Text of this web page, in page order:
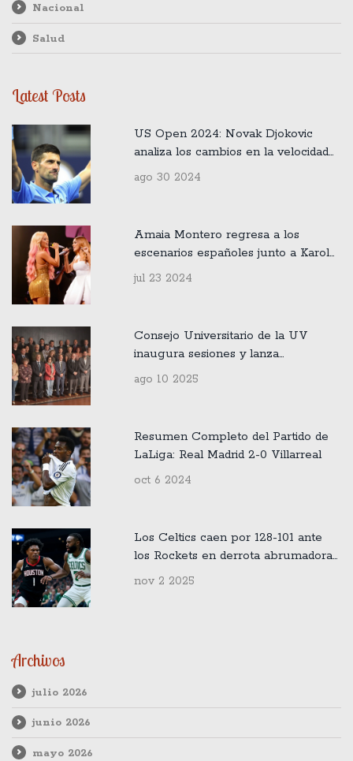
Nacional
Salud
Latest Posts
US Open 2024: Novak Djokovic
analiza los cambios en la velocidad
de las pistas
ago 30 2024
Amaia Montero regresa a los
escenarios españoles junto a Karol
G
jul 23 2024
Consejo Universitario de la UV
inaugura sesiones y lanza
regulaciones internas clave
ago 10 2025
Resumen Completo del Partido de
LaLiga: Real Madrid 2-0 Villarreal
oct 6 2024
Los Celtics caen por 128-101 ante
los Rockets en derrota abrumadora
en casa
nov 2 2025
Archivos
julio 2026
junio 2026
mayo 2026